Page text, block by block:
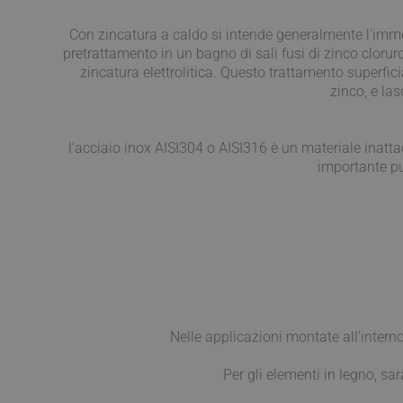
Con zincatura a caldo si intende generalmente
pretrattamento in un bagno di sali fusi di zinco
zincatura elettrolitica. Questo trattamento
zinco, e
l’acciaio inox AISI304 o AISI316 è un materiale
importante
Nelle applicazioni montate
Per gli elementi in legno,
__utmt
_clck
YSC
ANONCHK
VISITOR_INFO1_LIVE
MR